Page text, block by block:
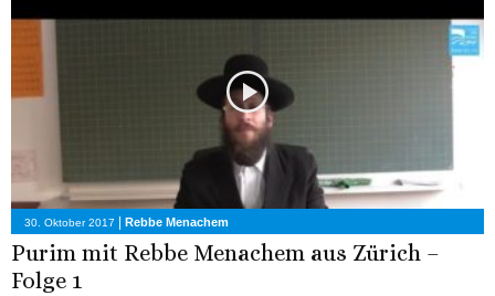
30. Oktober 2017 Rebbe Menachem
Purim mit Rebbe Menachem aus Zürich –
Folge 1